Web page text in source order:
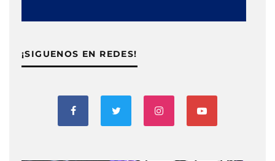
¡SIGUENOS EN REDES!